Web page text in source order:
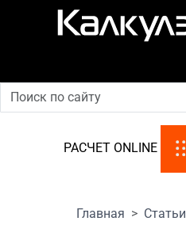
РАСЧЕТ ONLINE
Главная Статьи